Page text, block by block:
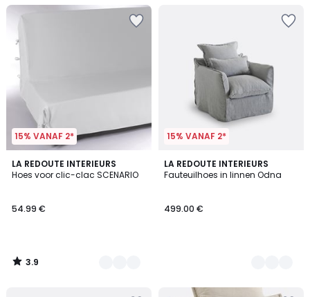
15% VANAF 2*
LA REDOUTE INTERIEURS
Hoes voor clic-clac SCENARIO
54.99 €
3.9
/ 5
7
Kleuren
3.9
/
15% VANAF 2*
LA REDOUTE INTERIEURS
Fauteuilhoes in linnen Odna
499.00 €
7
Kleuren